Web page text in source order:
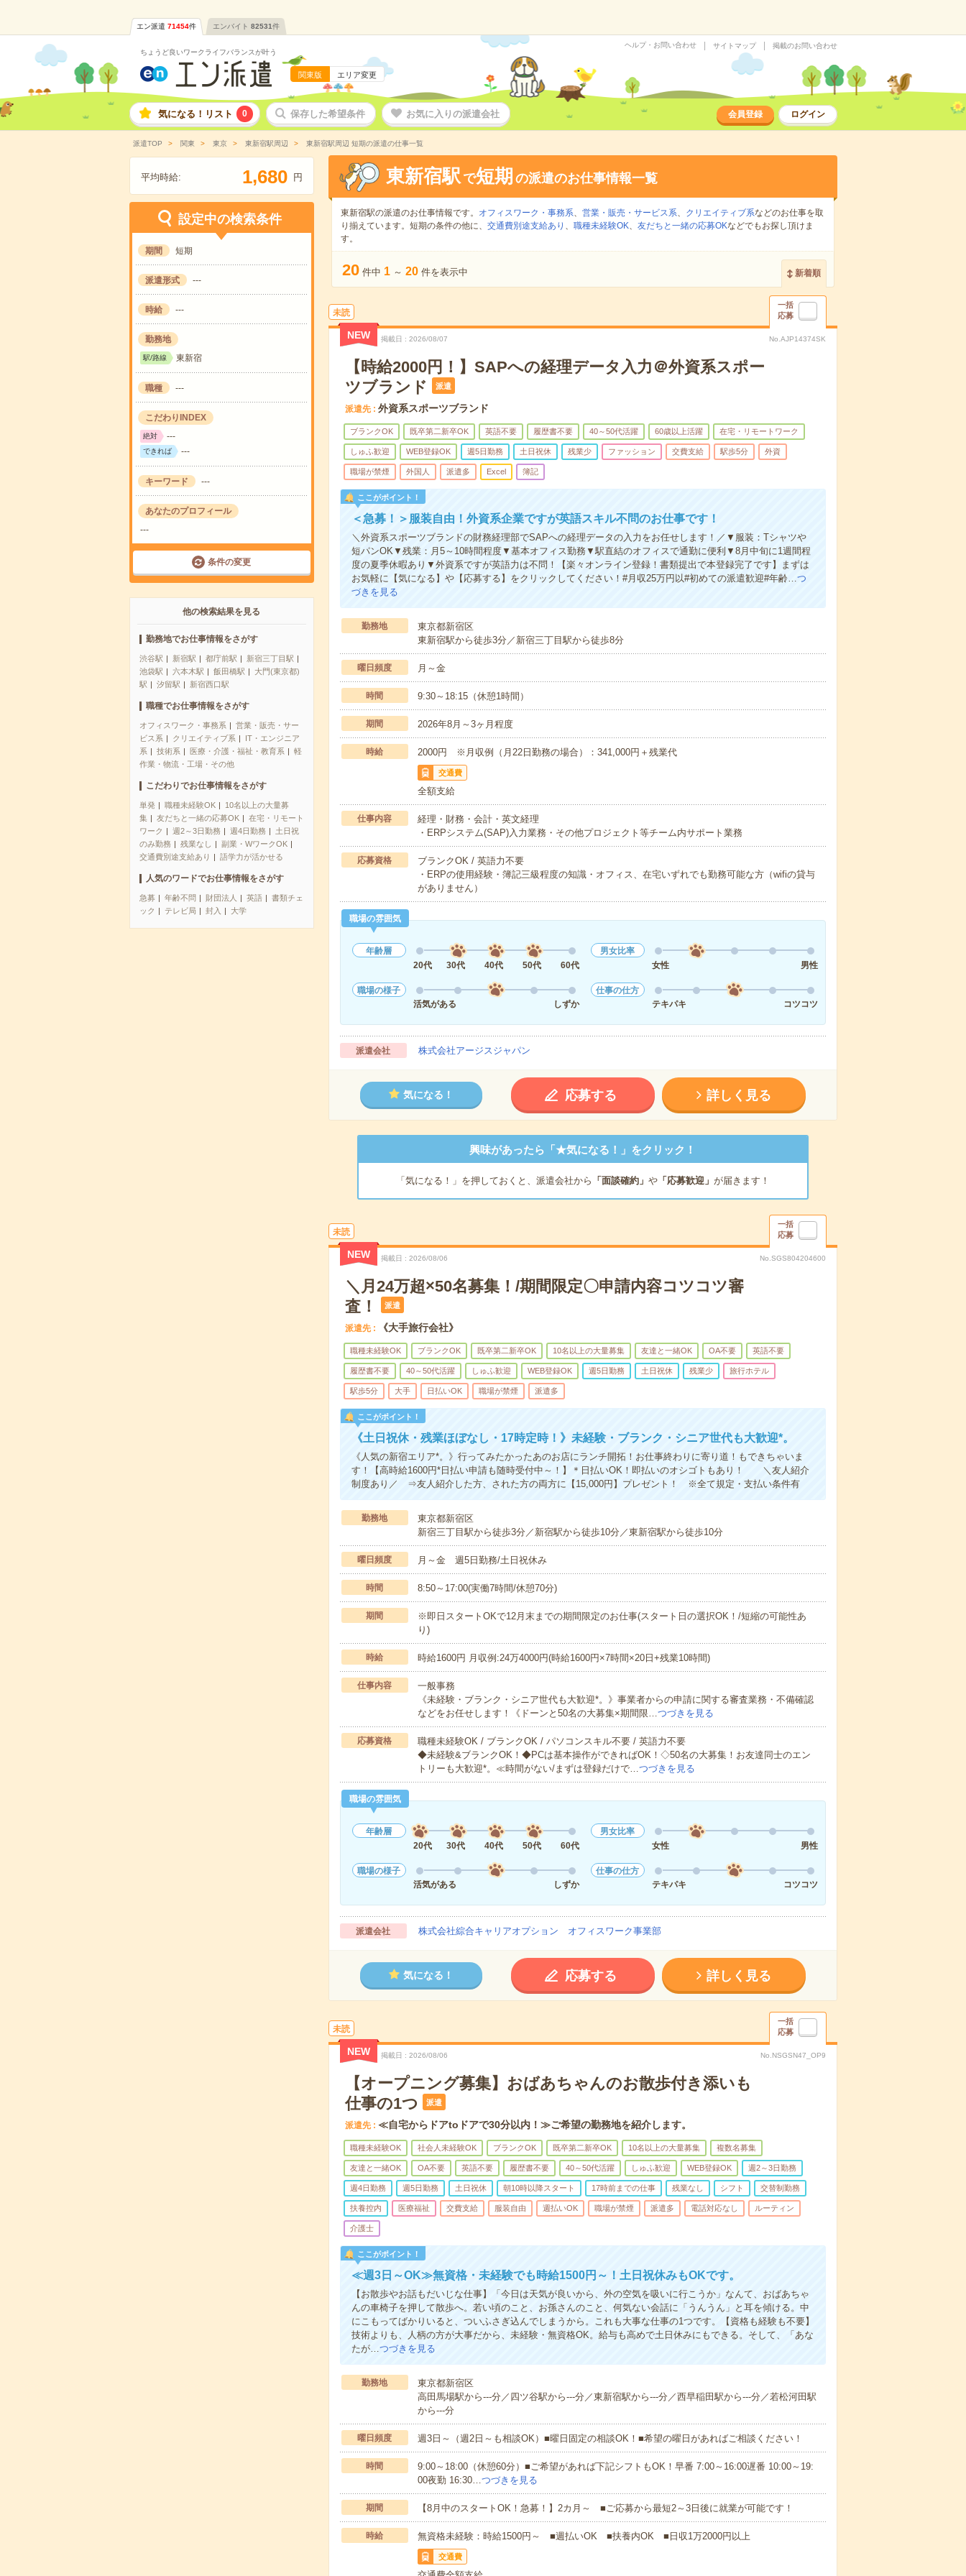
エン派遣 71454件 エンバイト 82531件
ちょうど良いワークライフバランスが叶う
関東版 エリア変更
ヘルプ・お問い合わせ サイトマップ 掲載のお問い合わせ
気になる！リスト 0 保存した希望条件 お気に入りの派遣会社 会員登録 ログイン
派遣TOP 関東 東京 東新宿駅周辺 東新宿駅周辺 短期の派遣の仕事一覧
平均時給: 1,680 円
設定中の検索条件
期間 短期
派遣形式 ---
時給 ---
勤務地
駅/路線 東新宿
職種 ---
こだわりINDEX
絶対 ---
できれば ---
キーワード ---
あなたのプロフィール
---
条件の変更
他の検索結果を見る
勤務地でお仕事情報をさがす
渋谷駅 新宿駅 都庁前駅
新宿三丁目駅
池袋駅
六本木駅 飯田橋駅
大門(東京都)
駅
汐留駅 新宿西口駅
職種でお仕事情報をさがす
オフィスワーク・事務系
営業・販売・サー
ビス系
クリエイティブ系
IT・エンジニア
系
技術系 医療・介護・福祉・教育系
軽
作業・物流・工場・その他
こだわりでお仕事情報をさがす
単発 職種未経験OK
10名以上の大量募
集
友だちと一緒の応募OK
在宅・リモート
ワーク
週2～3日勤務 週4日勤務
土日祝
のみ勤務
残業なし
副業・WワークOK
交通費別途支給あり
語学力が活かせる
人気のワードでお仕事情報をさがす
急募 年齢不問 財団法人 英語
書類チェ
ック
テレビ局 封入 大学
東新宿駅 で短期 の派遣のお仕事情報一覧
東新宿駅の派遣のお仕事情報です。 オフィスワーク・事務系、 営業・販売・サービス系、 クリエイティブ系などのお仕事を取
り揃えています。短期の条件の他に、 交通費別途支給あり 、 職種未経験OK、 友だちと一緒の応募OKなどでもお探し頂けま
す。
20 件中 1 ～ 20 件を表示中 新着順
未読
一括
応募
NEW 掲載日 2026/08/07 No.AJP14374SK
【時給2000円！】SAPへの経理データ入力＠外資系スポー
ツブランド
派遣
派遣先 外資系スポーツブランド
ブランクOK 既卒第二新卒OK 英語不要 履歴書不要 40～50代活躍 60歳以上活躍 在宅・リモートワーク
しゅふ歓迎 WEB登録OK 週5日勤務 土日祝休 残業少 ファッション 交費支給 駅歩5分 外資
職場が禁煙 外国人 派遣多 Excel 簿記
ここがポイント！
＜急募！＞服装自由！外資系企業ですが英語スキル不問のお仕事です！
＼外資系スポーツブランドの財務経理部でSAPへの経理データの入力をお任せします！／▼服装：Tシャツや
短パンOK▼残業：月5～10時間程度▼基本オフィス勤務▼駅直結のオフィスで通勤に便利▼8月中旬に1週間程
度の夏季休暇あり▼外資系ですが英語力は不問！【楽々オンライン登録！書類提出で本登録完了です】まずは
お気軽に【気になる】や【応募する】をクリックしてください！#月収25万円以#初めての派遣歓迎#年齢…つ
づきを見る
勤務地
東京都新宿区
東新宿駅から徒歩3分／新宿三丁目駅から徒歩8分
曜日頻度 月～金
時間 9:30～18:15（休憩1時間）
期間 2026年8月～3ヶ月程度
時給 2000円 ※月収例（月22日勤務の場合）：341,000円＋残業代
交通費
全額支給
仕事内容
経理・財務・会計・英文経理
・ERPシステム(SAP)入力業務・その他プロジェクト等チーム内サポート業務
応募資格
ブランクOK / 英語力不要
・ERPの使用経験・簿記三級程度の知識・オフィス、在宅いずれでも勤務可能な方（wifiの貸与
がありません）
職場の雰囲気
年齢層
20代
30代 40代 50代 60代
男女比率
女性
男性
職場の様子
活気がある
しずか
仕事の仕方
テキパキ
コツコツ
派遣会社 株式会社アージスジャパン
気になる！ 応募する 詳しく見る
興味があったら「★気になる！」をクリック！
「気になる！」を押しておくと、派遣会社から 「面談確約」 や「応募歓迎」 が届きます！
未読
一括
応募
NEW 掲載日 2026/08/06 No.SGS804204600
＼月24万超×50名募集！/期間限定〇申請内容コツコツ審
査！
派遣
派遣先 《大手旅行会社》
職種未経験OK ブランクOK 既卒第二新卒OK 10名以上の大量募集 友達と一緒OK OA不要 英語不要
履歴書不要 40～50代活躍 しゅふ歓迎 WEB登録OK 週5日勤務 土日祝休 残業少 旅行ホテル
駅歩5分 大手 日払いOK 職場が禁煙 派遣多
ここがポイント！
《土日祝休・残業ほぼなし・17時定時！》未経験・ブランク・シニア世代も大歓迎*。
《人気の新宿エリア*。》行ってみたかったあのお店にランチ開拓！お仕事終わりに寄り道！もできちゃいま
す！【高時給1600円*日払い申請も随時受付中～！】＊日払いOK！即払いのオシゴトもあり！ ＼友人紹介
制度あり／ ⇒友人紹介した方、された方の両方に【15,000円】プレゼント！ ※全て規定・支払い条件有
勤務地
東京都新宿区
新宿三丁目駅から徒歩3分／新宿駅から徒歩10分／東新宿駅から徒歩10分
曜日頻度 月～金 週5日勤務/土日祝休み
時間 8:50～17:00(実働7時間/休憩70分)
期間
※即日スタートOKで12月末までの期間限定のお仕事(スタート日の選択OK！/短縮の可能性あ
り)
時給 時給1600円 月収例:24万4000円(時給1600円×7時間×20日+残業10時間)
仕事内容
一般事務
《未経験・ブランク・シニア世代も大歓迎*。》事業者からの申請に関する審査業務・不備確認
などをお任せします！《ドーンと50名の大募集×期間限…つづきを見る
応募資格
職種未経験OK / ブランクOK / パソコンスキル不要 / 英語力不要
◆未経験&ブランクOK！◆PCは基本操作ができればOK！◇50名の大募集！お友達同士のエン
トリーも大歓迎*。≪時間がない/まずは登録だけで…つづきを見る
職場の雰囲気
年齢層
20代
30代 40代 50代 60代
男女比率
女性
男性
職場の様子
活気がある
しずか
仕事の仕方
テキパキ
コツコツ
派遣会社 株式会社綜合キャリアオプション オフィスワーク事業部
気になる！ 応募する 詳しく見る
未読
一括
応募
NEW 掲載日 2026/08/06 No.NSGSN47_OP9
【オープニング募集】おばあちゃんのお散歩付き添いも
仕事の1つ
派遣
派遣先 ≪自宅からドアtoドアで30分以内！≫ご希望の勤務地を紹介します。
職種未経験OK 社会人未経験OK ブランクOK 既卒第二新卒OK 10名以上の大量募集 複数名募集
友達と一緒OK OA不要 英語不要 履歴書不要 40～50代活躍 しゅふ歓迎 WEB登録OK 週2～3日勤務
週4日勤務 週5日勤務 土日祝休 朝10時以降スタート 17時前までの仕事 残業なし シフト 交替制勤務
扶養控内 医療福祉 交費支給 服装自由 週払いOK 職場が禁煙 派遣多 電話対応なし ルーティン
介護士
ここがポイント！
≪週3日～OK≫無資格・未経験でも時給1500円～！土日祝休みもOKです。
【お散歩やお話もだいじな仕事】「今日は天気が良いから、外の空気を吸いに行こうか」なんて、おばあちゃ
んの車椅子を押して散歩へ。若い頃のこと、お孫さんのこと、何気ない会話に「うんうん」と耳を傾ける。中
にこもってばかりいると、ついふさぎ込んでしまうから。これも大事な仕事の1つです。【資格も経験も不要】
技術よりも、人柄の方が大事だから、未経験・無資格OK。給与も高めで土日休みにもできる。そして、「あな
たが…つづきを見る
勤務地
東京都新宿区
高田馬場駅から---分／四ツ谷駅から---分／東新宿駅から---分／西早稲田駅から---分／若松河田駅
から---分
曜日頻度 週3日～（週2日～も相談OK）■曜日固定の相談OK！■希望の曜日があればご相談ください！
時間
9:00～18:00（休憩60分）■ご希望があれば下記シフトもOK！早番 7:00～16:00遅番 10:00～19:
00夜勤 16:30…つづきを見る
期間 【8月中のスタートOK！急募！】2カ月～ ■ご応募から最短2～3日後に就業が可能です！
時給 無資格未経験：時給1500円～ ■週払いOK ■扶養内OK ■日収1万2000円以上
交通費